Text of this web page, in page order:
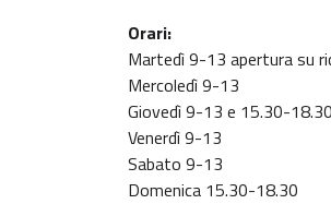
Orari:
Martedì 9-13 apertura su
Mercoledì 9-13
Giovedì 9-13 e 15.30-18.30
Venerdì 9-13
Sabato 9-13
Domenica 15.30-18.30